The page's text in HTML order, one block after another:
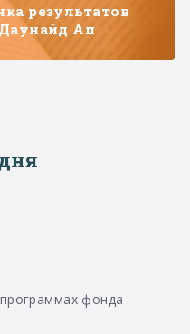
результатов
Ап
фонда